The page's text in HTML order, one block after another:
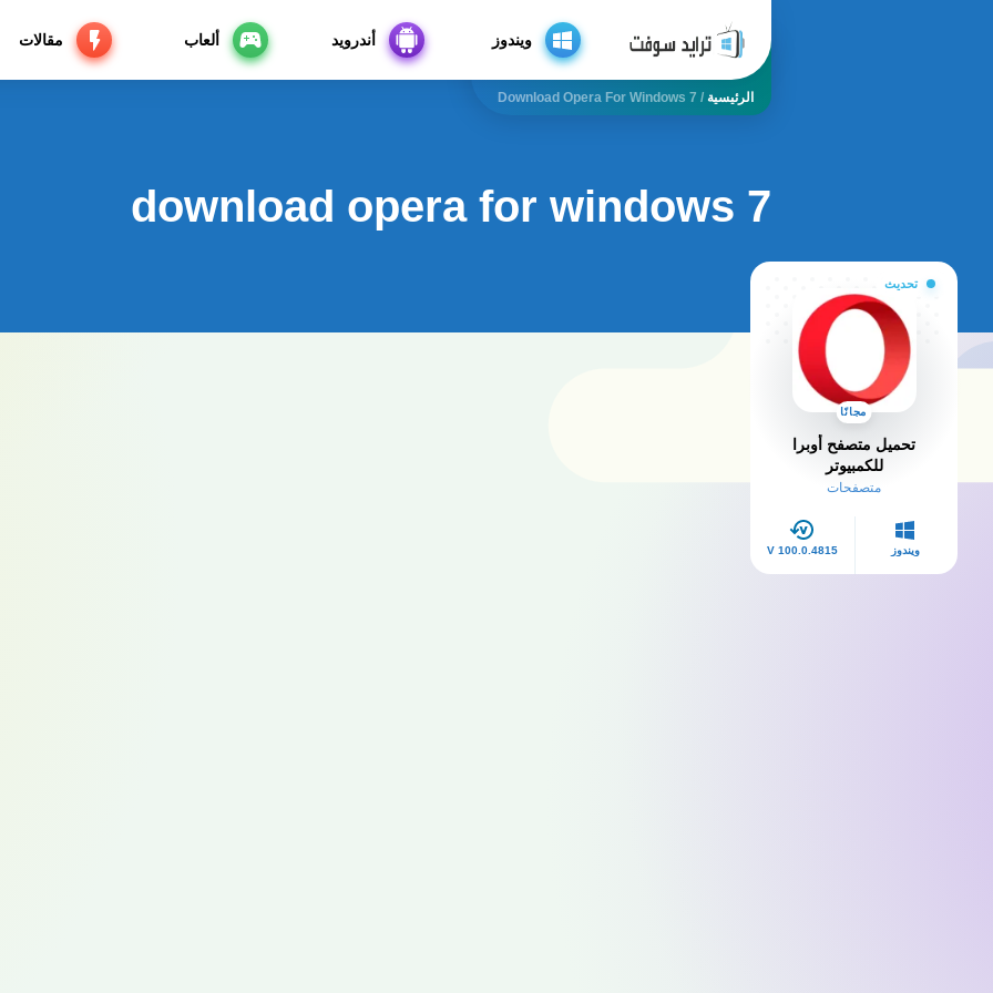
ويندوز أندرويد ألعاب مقالات
الرئيسية /
Download Opera For Windows 7
download opera for windows 7
تحديث
مجانًا
تحميل متصفح أوبرا
للكمبيوتر
متصفحات
ويندوز V 100.0.4815